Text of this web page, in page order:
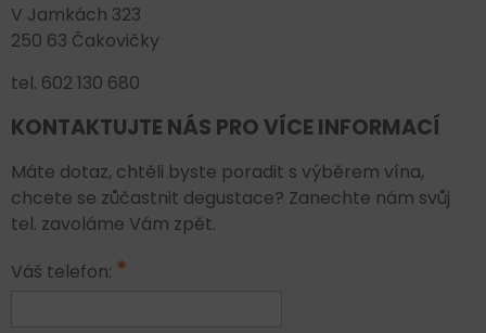
V Jamkách 323
250 63 Čakovičky
tel. 602 130 680
KONTAKTUJTE NÁS PRO VÍCE INFORMACÍ
Máte dotaz, chtěli byste poradit s výběrem vína,
chcete se zůčastnit degustace? Zanechte nám svůj
tel. zavoláme Vám zpět.
Váš telefon: *